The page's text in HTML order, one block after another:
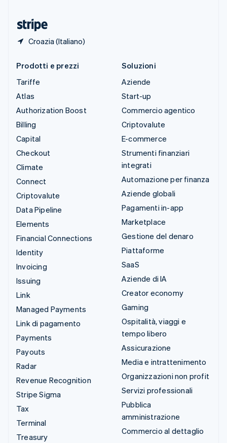
Croazia (Italiano)
Prodotti e prezzi
Tariffe
Atlas
Authorization Boost
Billing
Capital
Checkout
Climate
Connect
Criptovalute
Data Pipeline
Elements
Financial Connections
Identity
Invoicing
Issuing
Link
Managed Payments
Link di pagamento
Payments
Payouts
Radar
Revenue Recognition
Stripe Sigma
Tax
Terminal
Treasury
Soluzioni
Aziende
Start-up
Commercio agentico
Criptovalute
E-commerce
Strumenti finanziari
integrati
Automazione per finanza
Aziende globali
Pagamenti in-app
Marketplace
Gestione del denaro
Piattaforme
SaaS
Aziende di IA
Creator economy
Gaming
Ospitalità, viaggi e
tempo libero
Assicurazione
Media e intrattenimento
Organizzazioni non profit
Servizi professionali
Pubblica
amministrazione
Commercio al dettaglio